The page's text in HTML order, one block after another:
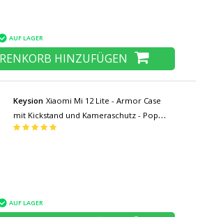
AUF LAGER
HINZUFÜGEN
Keysion Xiaomi Mi 12 Lite - Armor Case
mit Kickstand und Kameraschutz - Pop
Grip Cover Case Gold
AUF LAGER